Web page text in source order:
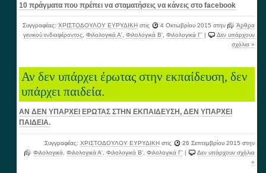
10 πράγματα που πρέπει να σταματήσεις να κάνεις στο facebook
Συγγραφέας: ΧΡΙΣΤΟΔΟΥΛΟΥ ΕΥΡΥΔΙΚΗστις 4 Οκτωβρίου 2015 στην
Άρθρα
γενικού ενδιαφέροντος
Φιλολογικά Α', Φιλολογικά Β', Φιλολογικά Γ' |
Δεν υπάρχουν
σχόλια »
Αν δεν υπάρχει έρωτας στην εκπαίδευση, δεν
υπάρχει παιδεία.
ΑΝ ΔΕΝ ΥΠΑΡΧΕΙ ΕΡΩΤΑΣ ΣΤΗΝ ΕΚΠΑΙΔΕΥΣΗ, ΔΕΝ ΥΠΑΡΧΕΙ
ΠΑΙΔΕΙΑ.
Συγγραφέας: ΧΡΙΣΤΟΔΟΥΛΟΥ ΕΥΡΥΔΙΚΗστις 26 Σεπτεμβρίου 2015 στην
Φιλολογικά, Φιλολογικά Α', Φιλολογικά Β', Φιλολογικά Γ' |
Δεν υπάρχουν σχόλια
»